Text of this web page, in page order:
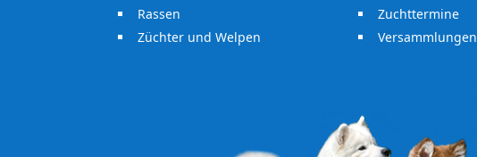
Rassen
Züchter und Welpen
Zuchttermine
Versammlungen